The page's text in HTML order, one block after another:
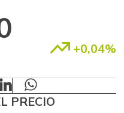
+0,04%
PRECIO